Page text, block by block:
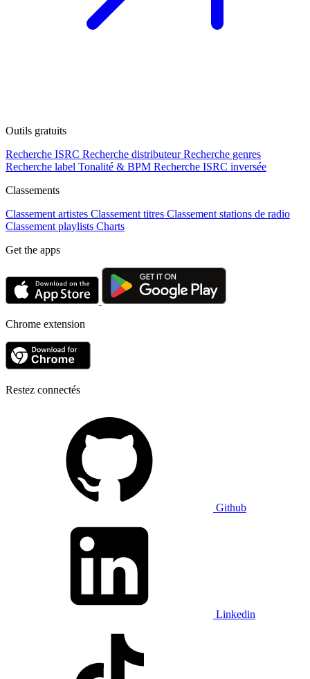
Outils gratuits
Recherche ISRC Recherche distributeur Recherche genres
Recherche label Tonalité & BPM Recherche ISRC inversée
Classements
Classement artistes Classement titres Classement stations de radio
Classement playlists Charts
Get the apps
Chrome extension
Restez connectés
Github
Linkedin